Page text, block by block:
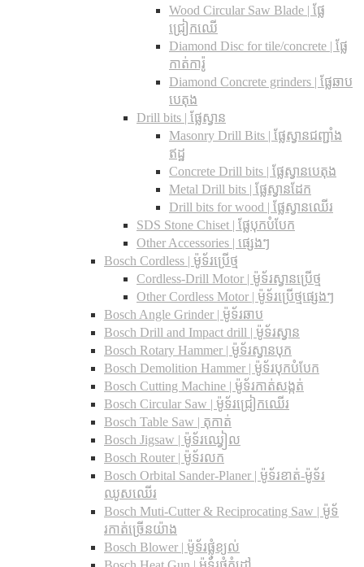
Wood Circular Saw Blade | ផ្លែ
ជ្រៀកឈើ
Diamond Disc for tile/concrete​ | ផ្លែ
កាត់ការ៉ូ
Diamond Concrete grinders | ផ្លែឆាប
បេតុង
Drill bits |​ ផ្លែស្វាន
Masonry Drill Bits |​ ផ្លែស្វានជញ្ជាំង
ឥដ្ឋ
Concrete Drill bits |​ ផ្លែស្វានបេតុង
Metal Drill bits |​ ផ្លែស្វានដែក
Drill bits for wood |​ ផ្លែស្វានឈើរ
SDS Stone Chiset |​ ផ្លែបុកបំបែក
Other Accessories | ផ្សេងៗ
Bosch Cordless | ម៉ូទ័រប្រើថ្ម
Cordless-Drill Motor | ម៉ូទ័រស្វានប្រើថ្ម
Other Cordless Motor | ម៉ូទ័រប្រើថ្មផ្សេងៗ
Bosch Angle Grinder | ម៉ូទ័រឆាប
Bosch Drill and Impact drill | ម៉ូទ័រស្វាន
Bosch Rotary Hammer | ម៉ូទ័រស្វានបុក
Bosch Demolition Hammer | ម៉ូទ័របុកបំបែក
Bosch Cutting Machine | ម៉ូទ័រកាត់សង្កត់
Bosch Circular Saw | ម៉ូទ័រជ្រៀកឈើរ
Bosch Table Saw | តុកាត់
Bosch Jigsaw | ម៉ូទ័រឈ្វៀល
Bosch Router | ម៉ូទ័រលក
Bosch Orbital Sander-Planer​ | ម៉ូទ័រខាត់-ម៉ូទ័រ
ឈូសឈើរ
Bosch Muti-Cutter & Reciprocating Saw​ | ម៉ូទ័
រកាត់ច្រើនយ៉ាង
Bosch Blower | ម៉ូទ័រផ្លុំខ្យល់